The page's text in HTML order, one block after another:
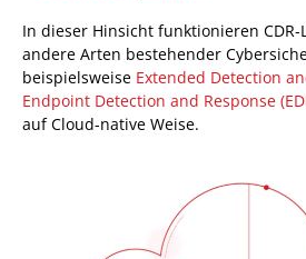
In dieser Hinsicht funktionieren
andere Arten bestehender
beispielsweise Extended Detection
Endpoint Detection and Response
auf Cloud-native Weise.